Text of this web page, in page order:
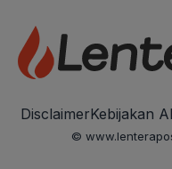
DisclaimerKebijakan AI
©